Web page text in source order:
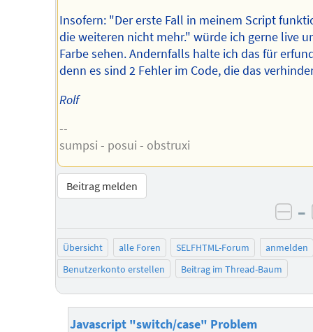
Insofern: "Der erste Fall in meinem Script
die weiteren nicht mehr." würde ich gerne live
Farbe sehen. Andernfalls halte ich das für
denn es sind 2 Fehler im Code, die das
Rolf
--
sumpsi - posui - obstruxi
Beitrag melden
–
Übersicht alle Foren SELFHTML-Forum
anmelden
Benutzerkonto erstellen
Beitrag im Thread-Baum
Javascript "switch/case" Problem